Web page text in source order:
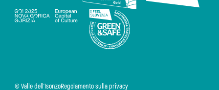
© Valle dell'IsonzoRegolamento sulla privacy